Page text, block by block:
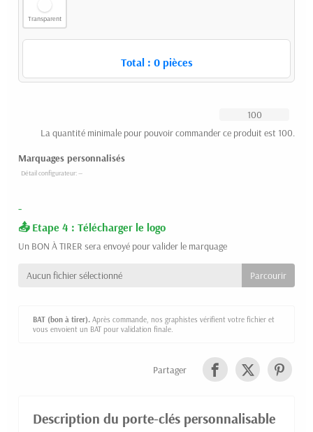
Transparent
Total : 0pièces
La quantité minimale pour pouvoir commander ce produit est 100.
Marquages personnalisés
-
Etape 4 : Télécharger le logo
Un BON À TIRER sera envoyé pour valider le marquage
Aucun fichier sélectionné
BAT (bon à tirer). Après commande, nos graphistes vérifient votre fichier et
vous envoient un BAT pour validation finale.
Partager
Description du porte-clés personnalisable